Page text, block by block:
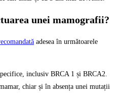
unei mamografii?
adesea în următoarele
inclusiv BRCA 1 și BRCA2.
chiar și în absența unei mutații